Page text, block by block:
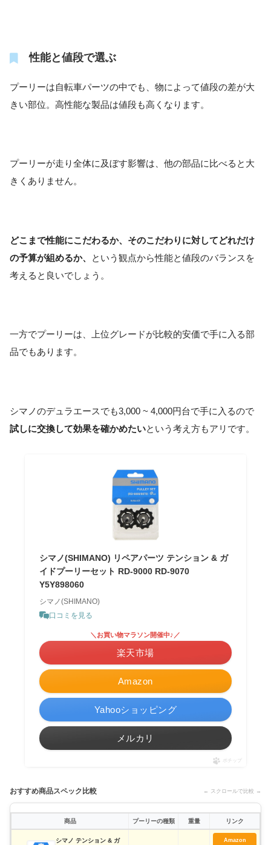
性能と値段で選ぶ
プーリーは自転車パーツの中でも、物によって値段の差が大
きい部位。高性能な製品は値段も高くなります。
プーリーが走り全体に及ぼす影響は、他の部品に比べると大
きくありません。
どこまで性能にこだわるか、そのこだわりに対してどれだけ
の予算が組めるか、
という観点から性能と値段のバランスを
考えると良いでしょう。
一方でプーリーは、上位グレードが比較的安価で手に入る部
品でもあります。
シマノのデュラエースでも3,000 ~ 4,000円台で手に入るので
試しに交換して効果を確かめたいという考え方もアリです。
シマノ(SHIMANO) リペアパーツ テンション & ガ
イドプーリーセット RD-9000 RD-9070
Y5Y898060
シマノ(SHIMANO)
口コミを見る
Amazon
＼お買い物マラソン開催中♪／
楽天市場
Yahooショッピング
メルカリ
ポチップ
おすすめ商品スペック比較 ← スクロールで比較 →
商品 プーリーの種類 重量 リンク
シマノ テンション & ガ
Amazon